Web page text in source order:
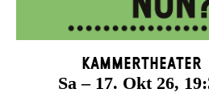
Kammertheater
Sa – 17. Okt 26,